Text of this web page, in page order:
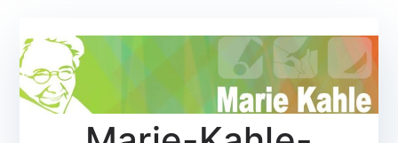
Inhalt
springen